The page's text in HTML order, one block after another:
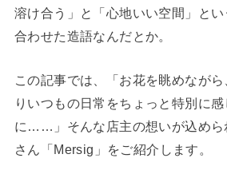
溶け合う」と「心地いい空間」と
合わせた造語なんだとか。
この記事では、「お花を眺めなが
りいつもの日常をちょっと特別に感
に……」そんな店主の想いが込めら
さん「Mersig」をご紹介します。